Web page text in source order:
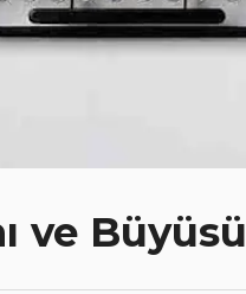
ve Büyüsü